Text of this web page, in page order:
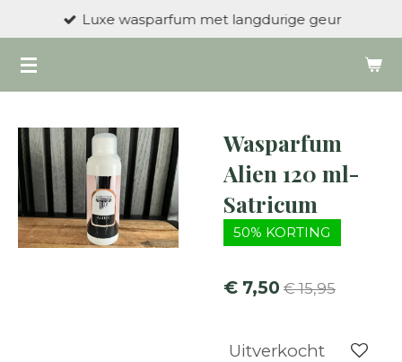
naar
de
Luxe wasparfum met langdurige geur
Wasparfum
Alien 120 ml-
Satricum
50% KORTING
€ 7,50 € 15,95
Uitverkocht